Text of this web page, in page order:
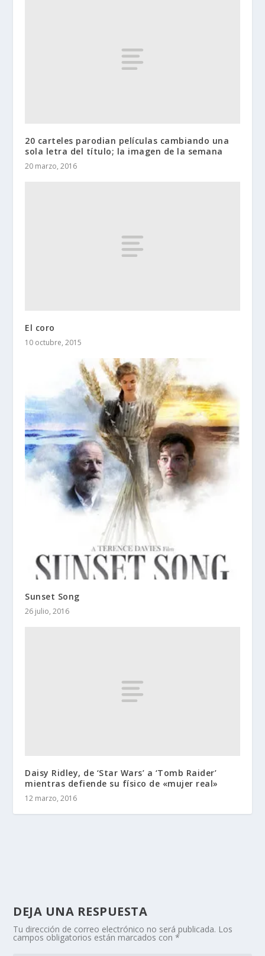
20 carteles parodian películas cambiando una
sola letra del título; la imagen de la semana
20 marzo, 2016
El coro
10 octubre, 2015
Sunset Song
26 julio, 2016
Daisy Ridley, de ‘Star Wars’ a ‘Tomb Raider’
mientras defiende su físico de «mujer real»
12 marzo, 2016
DEJA UNA RESPUESTA
Tu dirección de correo electrónico no será publicada. Los
campos obligatorios están marcados con*